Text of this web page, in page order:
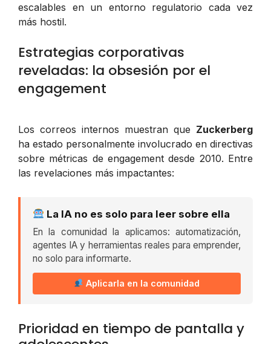
escalables en un entorno regulatorio cada vez
más hostil.
Estrategias corporativas
reveladas: la obsesión por el
engagement
Los correos internos muestran que Zuckerberg
ha estado personalmente involucrado en directivas
sobre métricas de engagement desde 2010. Entre
las revelaciones más impactantes:
La IA no es solo para leer sobre ella
En la comunidad la aplicamos: automatización,
agentes IA y herramientas reales para emprender,
no solo para informarte.
Aplicarla en la comunidad
Prioridad en tiempo de pantalla y